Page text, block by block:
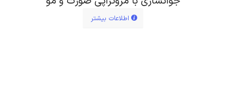
اطلاعات بیشتر